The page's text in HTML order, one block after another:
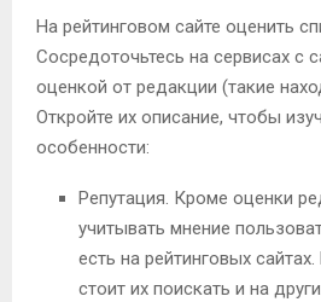
На рейтинговом сайте оценить
Сосредоточьтесь на сервисах с
оценкой от редакции (такие
Откройте их описание, чтобы
особенности:
Репутация. Кроме оценки
учитывать мнение
есть на рейтинговых
стоит их поискать и на